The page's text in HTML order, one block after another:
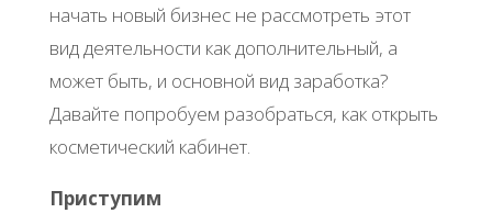
начать новый бизнес не рассмотреть этот
вид деятельности как дополнительный, а
может быть, и основной вид заработка?
Давайте попробуем разобраться, как открыть
косметический кабинет.
Приступим